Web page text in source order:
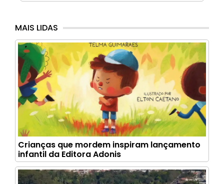
MAIS LIDAS
Crianças que mordem inspiram lançamento
infantil da Editora Adonis